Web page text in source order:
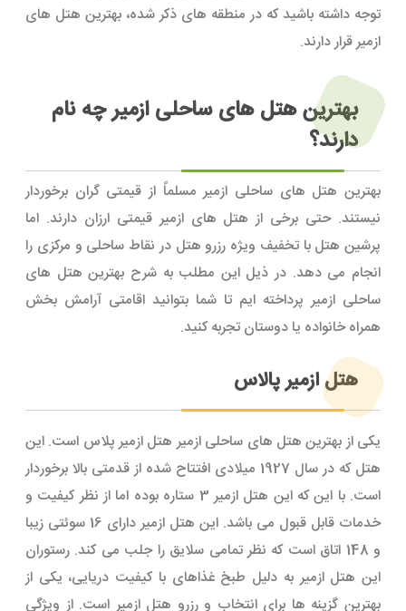
توجه داشته باشید که در منطقه های ذکر شده، بهترین هتل های
ازمیر قرار دارند.
بهترین هتل های ساحلی ازمیر چه نام
دارند؟
بهترین هتل های ساحلی ازمیر مسلماً از قیمتی گران برخوردار
نیستند. حتی برخی از هتل های ازمیر قیمتی ارزان دارند. اما
پرشین هتل با تخفیف ویژه رزرو هتل در نقاط ساحلی و مرکزی را
انجام می دهد. در ذیل این مطلب به شرح بهترین هتل های
ساحلی ازمیر پرداخته ایم تا شما بتوانید اقامتی آرامش بخش
همراه خانواده یا دوستان تجربه کنید.
هتل ازمیر پالاس
یکی از بهترین هتل های ساحلی ازمیر هتل ازمیر پلاس است. این
هتل که در سال 1927 میلادی افتتاح شده از قدمتی بالا برخوردار
است. با این که این هتل ازمیر 3 ستاره بوده اما از نظر کیفیت و
خدمات قابل قبول می باشد. این هتل ازمیر دارای 16 سوئتی زیبا
و 148 اتاق است که نظر تمامی سلایق را جلب می کند. رستوران
این هتل ازمیر به دلیل طبخ غذاهای با کیفیت دریایی، یکی از
بهترین گزینه ها برای انتخاب و رزرو هتل ازمیر است. از ویژگی